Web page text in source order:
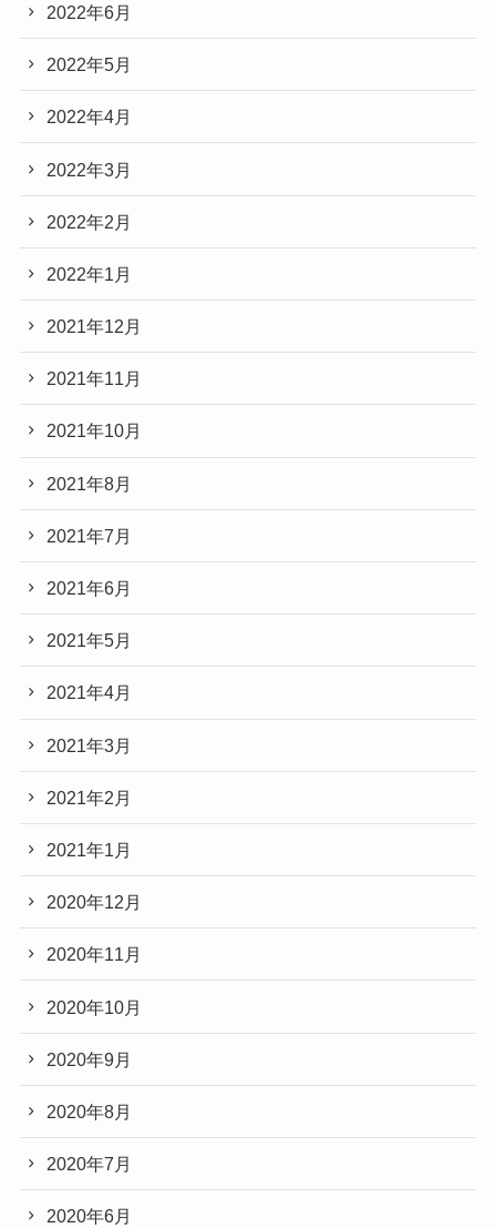
2022年6月
2022年5月
2022年4月
2022年3月
2022年2月
2022年1月
2021年12月
2021年11月
2021年10月
2021年8月
2021年7月
2021年6月
2021年5月
2021年4月
2021年3月
2021年2月
2021年1月
2020年12月
2020年11月
2020年10月
2020年9月
2020年8月
2020年7月
2020年6月